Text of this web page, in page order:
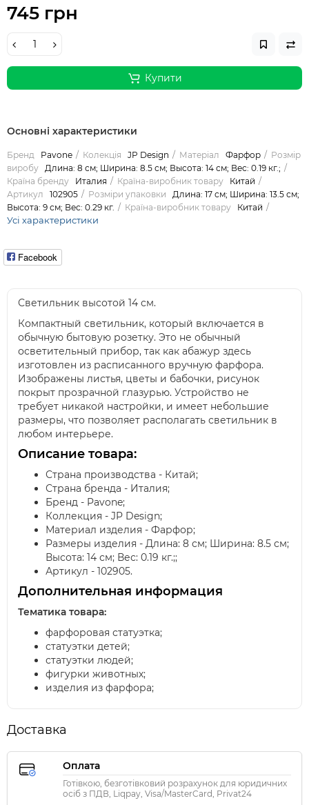
745 грн
Купити
Основні характеристики
Бренд Pavone Колекція JP Design Матеріал Фарфор
Розмір
виробу Длина: 8 см; Ширина: 8.5 см; Высота: 14 см; Вес: 0.19 кг.;
Країна бренду
Италия Країна-виробник товару
Китай
Артикул
102905 Розміри упаковки
Длина: 17 см; Ширина: 13.5 см;
Высота: 9 см; Вес: 0.29 кг.
Країна-виробник товару Китай
Усі характеристики
Facebook
Светильник высотой 14 см.
Компактный светильник, который включается в
обычную бытовую розетку. Это не обычный
осветительный прибор, так как абажур здесь
изготовлен из расписанного вручную фарфора.
Изображены листья, цветы и бабочки, рисунок
покрыт прозрачной глазурью. Устройство не
требует никакой настройки, и имеет небольшие
размеры, что позволяет располагать светильник в
любом интерьере.
Описание товара:
Страна производства - Китай;
Страна бренда - Италия;
Бренд - Pavone;
Коллекция - JP Design;
Материал изделия - Фарфор;
Размеры изделия - Длина: 8 см; Ширина: 8.5 см;
Высота: 14 см; Вес: 0.19 кг.;;
Артикул - 102905.
Дополнительная информация
Тематика товара:
фарфоровая статуэтка;
статуэтки детей;
статуэтки людей;
фигурки животных;
изделия из фарфора;
Доставка
Оплата
Готівкою, безготівковий розрахунок для юридичних
осіб з ПДВ, Liqpay, Visa/MasterCard, Privat24